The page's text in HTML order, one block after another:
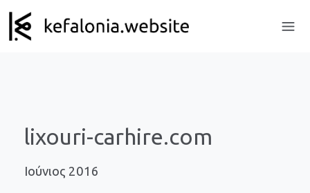
lixouri-carhire.com
Ιούνιος 2016